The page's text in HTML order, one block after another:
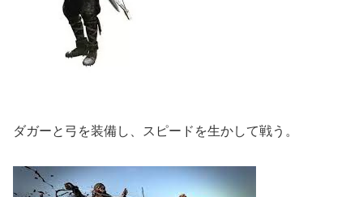
ダガーと弓を装備し、スピードを生かして戦う。